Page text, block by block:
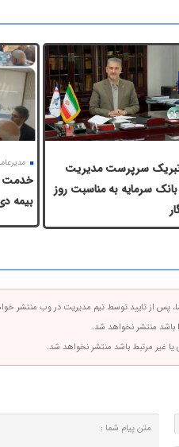
تبریک سرپرست مدیریت
سرمایه به مناسبت روز
خدمت
بیمه
پس از تایید توسط تیم مدیریت در وب منتشر
باشد منتشر نخواهد شد.
یا غیر مرتبط باشد منتشر نخواهد شد.